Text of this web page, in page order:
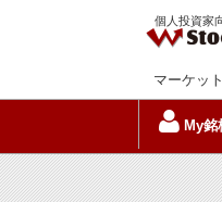
個人投資家
マーケッ
My銘